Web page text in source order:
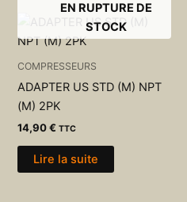
EN RUPTURE DE
STOCK
COMPRESSEURS
ADAPTER US STD (M) NPT
(M) 2PK
14,90€ TTC
Lire la suite